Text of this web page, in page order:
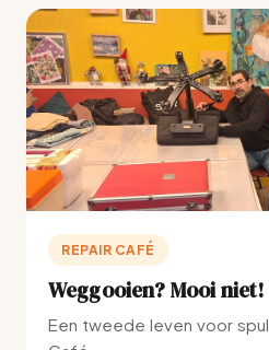
REPAIR CAFÉ
Weggooien? Mooi niet!
Een tweede leven voor